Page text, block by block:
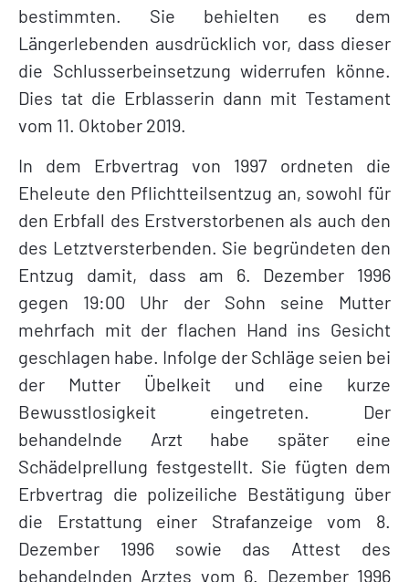
bestimmten. Sie behielten es dem
Längerlebenden ausdrücklich vor, dass dieser
die Schlusserbeinsetzung widerrufen könne.
Dies tat die Erblasserin dann mit Testament
vom 11. Oktober 2019.
In dem Erbvertrag von 1997 ordneten die
Eheleute den Pflichtteilsentzug an, sowohl für
den Erbfall des Erstverstorbenen als auch den
des Letztversterbenden. Sie begründeten den
Entzug damit, dass am 6. Dezember 1996
gegen 19:00 Uhr der Sohn seine Mutter
mehrfach mit der flachen Hand ins Gesicht
geschlagen habe. Infolge der Schläge seien bei
der Mutter Übelkeit und eine kurze
Bewusstlosigkeit eingetreten. Der
behandelnde Arzt habe später eine
Schädelprellung festgestellt. Sie fügten dem
Erbvertrag die polizeiliche Bestätigung über
die Erstattung einer Strafanzeige vom 8.
Dezember 1996 sowie das Attest des
behandelnden Arztes vom 6. Dezember 1996